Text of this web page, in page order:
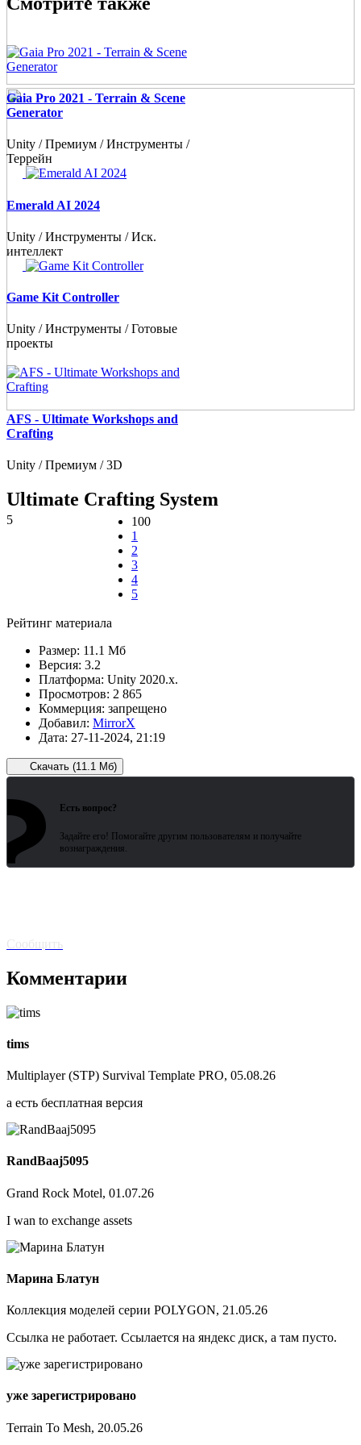
Gaia Pro 2021 - Terrain & Scene
Generator
Unity / Премиум / Инструменты /
Террейн
Emerald AI 2024
Unity / Инструменты / Иск.
интеллект
Game Kit Controller
Unity / Инструменты / Готовые
проекты
AFS - Ultimate Workshops and
Crafting
Unity / Премиум / 3D
Ultimate Crafting System
5
100
1
2
3
4
5
Рейтинг материала
Размер: 11.1 Мб
Версия: 3.2
Платформа: Unity 2020.x.
Просмотров: 2 865
Коммерция: запрещено
Добавил: MirrorX
Дата: 27-11-2024, 21:19
Скачать (11.1 Мб)
Есть вопрос?
Задайте его! Помогайте другим пользователям и получайте
вознаграждения.
Сообщить
Комментарии
tims
Multiplayer (STP) Survival Template PRO, 05.08.26
а есть бесплатная версия
RandBaaj5095
Grand Rock Motel, 01.07.26
I wan to exchange assets
Марина Блатун
Коллекция моделей серии POLYGON, 21.05.26
Ссылка не работает. Ссылается на яндекс диск, а там пусто.
уже зарегистрировано
Terrain To Mesh, 20.05.26